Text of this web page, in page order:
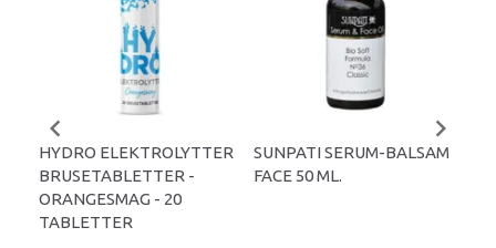
HYDRO ELEKTROLYTTER
BRUSETABLETTER -
ORANGESMAG - 20
TABLETTER
SUNPATI SERUM-BALSAM
FACE 50 ML.